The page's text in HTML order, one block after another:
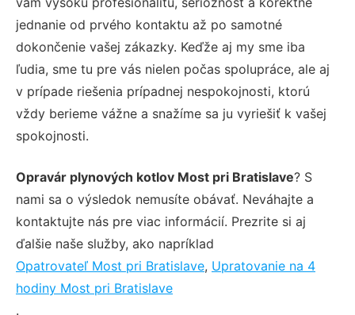
jednanie od prvého kontaktu až po samotné
dokončenie vašej zákazky. Keďže aj my sme iba
ľudia, sme tu pre vás nielen počas spolupráce, ale aj
v prípade riešenia prípadnej nespokojnosti, ktorú
vždy berieme vážne a snažíme sa ju vyriešiť k vašej
spokojnosti.
Opravár plynových kotlov Most pri Bratislave? S
nami sa o výsledok nemusíte obávať. Neváhajte a
kontaktujte nás pre viac informácií. Prezrite si aj
ďalšie naše služby, ako napríklad
Opatrovateľ Most pri Bratislave, Upratovanie na 4
hodiny Most pri Bratislave
.